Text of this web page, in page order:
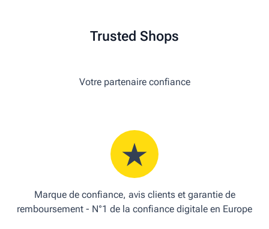
Trusted Shops
Votre partenaire confiance
Marque de confiance, avis clients et garantie de
remboursement - N°1 de la confiance digitale en Europe